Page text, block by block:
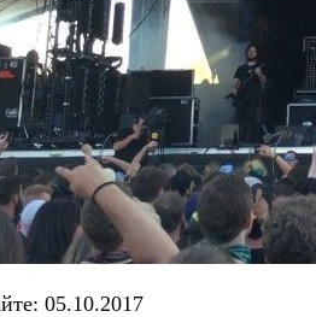
05.10.2017